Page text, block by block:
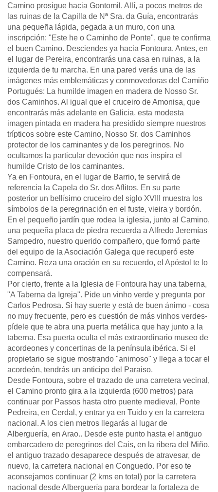
Camino prosigue hacia Gontomil. Allí, a pocos metros de
las ruinas de la Capilla de Nª Sra. da Guía, encontrarás
una pequeña lápida, pegada a un muro, con una
inscripción: "Este he o Caminho de Ponte", que te confirma
el buen Camino. Desciendes ya hacia Fontoura. Antes, en
el lugar de Pereira, encontrarás una casa en ruinas, a la
izquierda de tu marcha. En una pared verás una de las
imágenes más emblemáticas y conmovedoras del Camiño
Portugués: La humilde imagen en madera de Nosso Sr.
dos Caminhos. Al igual que el cruceiro de Amonisa, que
encontrarás más adelante en Galicia, esta modesta
imagen pintada en madera ha presidido siempre nuestros
trípticos sobre este Camino, Nosso Sr. dos Caminhos
protector de los caminantes y de los peregrinos. No
ocultamos la particular devoción que nos inspira el
humilde Cristo de los caminantes.
Ya en Fontoura, en el lugar de Barrio, te servirá de
referencia la Capela do Sr. dos Aflitos. En su parte
posterior un bellísimo cruceiro del siglo XVIII muestra los
símbolos de la peregrinación en el fuste, vieira y bordón.
En el pequeño jardín que rodea la iglesia, junto al Camino,
una pequeña placa de piedra recuerda a Alfredo Jeremías
Sampedro, nuestro querido compañero, que formó parte
del equipo de la Asociación Galega que recuperó este
Camino. Reza una oración en su recuerdo, el Apóstol te lo
compensará.
Por cierto, frente a la Iglesia de Fontoura hay una taberna,
"A Taberna da Igreja". Pide un vinho verde y pregunta por
Carlos Pedrosa. Si hay suerte y está de buen ánimo - cosa
no muy frecuente, pero es cuestión de más vinhos verdes-
pídele que te abra una puerta metálica que hay junto a la
taberna. Esa puerta oculta el más extraordinario museo de
acordeones y concertinas de la península ibérica. Si el
propietario se sigue mostrando "animoso" y llega a tocar el
acordeón, tendrás un anticipo del Paraiso.
Desde Fontoura, sobre el trazado de una carretera vecinal,
el Camino pronto gira a la izquierda (600 metros) para
continuar por Passos hasta otro puente medieval, Ponte
Pedreira, en Cerdal, y entrar ya en Tuido y en la carretera
nacional. A los cien metros llegarás al lugar de
Alberguería, en Arao.. Desde este punto hasta el antiguo
embarcadero de peregrinos del Cais, en la ribera del Miño,
el antiguo trazado desaparece después de atravesar, de
nuevo, la carretera nacional en Conguedo. Por eso te
aconsejamos continuar (2 kms en total) por la carretera
nacional desde Alberguería para bordear la fortaleza de